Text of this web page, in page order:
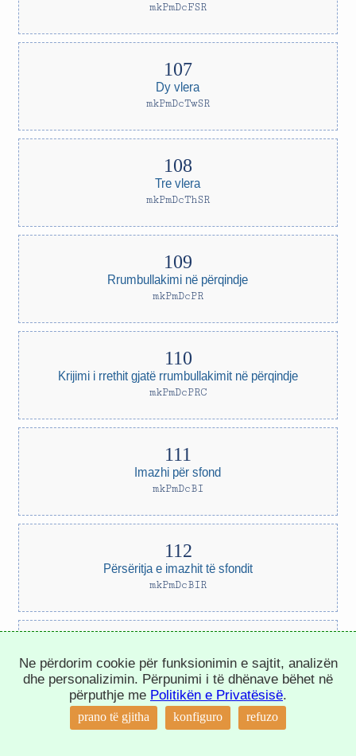
mkPmDcFSR
Dy vlera
mkPmDcTwSR
Tre vlera
mkPmDcThSR
Rrumbullakimi në përqindje
mkPmDcPR
Krijimi i rrethit gjatë rrumbullakimit në përqindje
mkPmDcPRC
Imazhi për sfond
mkPmDcBI
Përsëritja e imazhit të sfondit
mkPmDcBIR
Veti të tjera për sfond
mkPmDcBIP
Ne përdorim cookie për funksionimin e sajtit, analizën
dhe personalizimin. Përpunimi i të dhënave bëhet në
përputhje me Politikën e Privatësisë.
prano të gjitha konfiguro refuzo